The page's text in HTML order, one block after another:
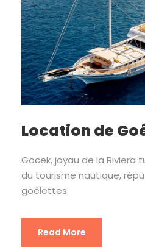
Location de
Göcek, joyau de la Riviera
du tourisme nautique,
goélettes.
Read More